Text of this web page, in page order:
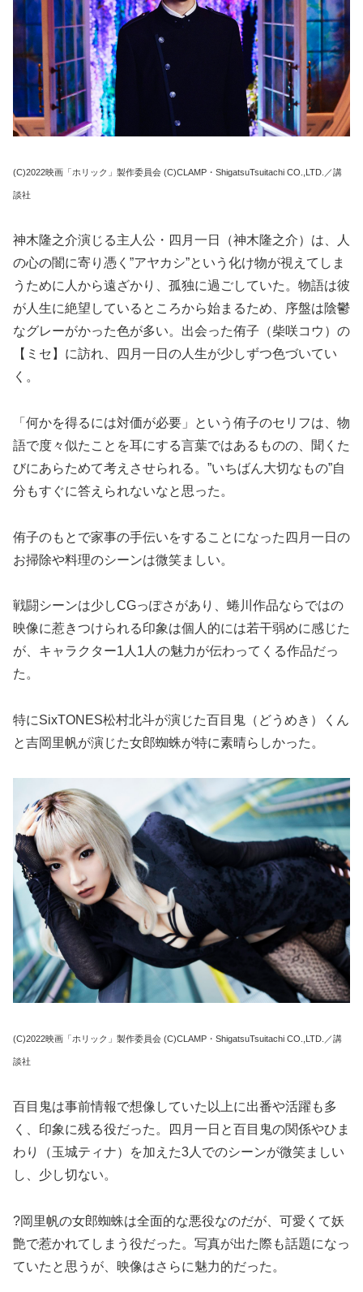
(C)2022映画「ホリック」製作委員会 (C)CLAMP・ShigatsuTsuitachi CO.,LTD.／講
談社
神木隆之介演じる主人公・四月一日（神木隆之介）は、人
の心の闇に寄り憑く”アヤカシ”という化け物が視えてしま
うために人から遠ざかり、孤独に過ごしていた。物語は彼
が人生に絶望しているところから始まるため、序盤は陰鬱
なグレーがかった色が多い。出会った侑子（柴咲コウ）の
【ミセ】に訪れ、四月一日の人生が少しずつ色づいてい
く。
「何かを得るには対価が必要」という侑子のセリフは、物
語で度々似たことを耳にする言葉ではあるものの、聞くた
びにあらためて考えさせられる。”いちばん大切なもの”自
分もすぐに答えられないなと思った。
侑子のもとで家事の手伝いをすることになった四月一日の
お掃除や料理のシーンは微笑ましい。
戦闘シーンは少しCGっぽさがあり、蜷川作品ならではの
映像に惹きつけられる印象は個人的には若干弱めに感じた
が、キャラクター1人1人の魅力が伝わってくる作品だっ
た。
特にSixTONES松村北斗が演じた百目鬼（どうめき）くん
と吉岡里帆が演じた女郎蜘蛛が特に素晴らしかった。
(C)2022映画「ホリック」製作委員会 (C)CLAMP・ShigatsuTsuitachi CO.,LTD.／講
談社
百目鬼は事前情報で想像していた以上に出番や活躍も多
く、印象に残る役だった。四月一日と百目鬼の関係やひま
わり（玉城ティナ）を加えた3人でのシーンが微笑ましい
し、少し切ない。
?岡里帆の女郎蜘蛛は全面的な悪役なのだが、可愛くて妖
艶で惹かれてしまう役だった。写真が出た際も話題になっ
ていたと思うが、映像はさらに魅力的だった。